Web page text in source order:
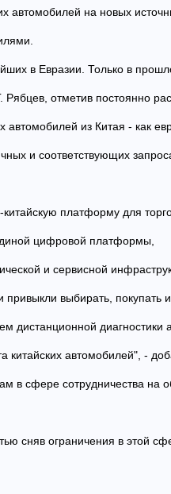
автомобилей на новых
в Евразии. Только в
отметив постоянно
из Китая - как
и соответствующих
платформу для
цифровой платформы,
и сервисной
выбирать, покупать
дистанционной диагностики
китайских автомобилей", -
в сфере сотрудничества на
сняв ограничения в этой